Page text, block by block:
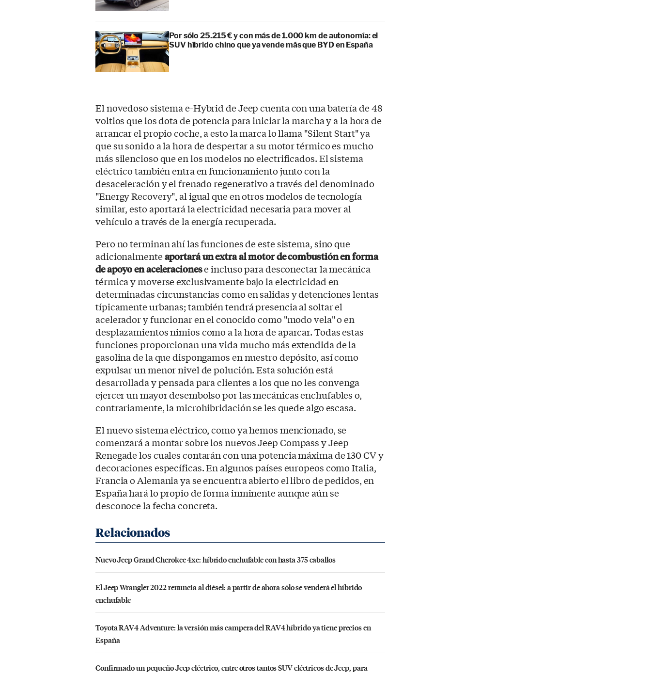
Por sólo 25.215 € y con más de 1.000 km de autonomía: el
SUV híbrido chino que ya vende más que BYD en España
El novedoso sistema e-Hybrid de Jeep cuenta con una batería de 48
voltios que los dota de potencia para iniciar la marcha y a la hora de
arrancar el propio coche, a esto la marca lo llama "Silent Start" ya
que su sonido a la hora de despertar a su motor térmico es mucho
más silencioso que en los modelos no electrificados. El sistema
eléctrico también entra en funcionamiento junto con la
desaceleración y el frenado regenerativo a través del denominado
"Energy Recovery", al igual que en otros modelos de tecnología
similar, esto aportará la electricidad necesaria para mover al
vehículo a través de la energía recuperada.
Pero no terminan ahí las funciones de este sistema, sino que
adicionalmenteaportará un extra al motor de combustión en forma
de apoyo en aceleracionese incluso para desconectar la mecánica
térmica y moverse exclusivamente bajo la electricidad en
determinadas circunstancias como en salidas y detenciones lentas
típicamente urbanas; también tendrá presencia al soltar el
acelerador y funcionar en el conocido como "modo vela" o en
desplazamientos nimios como a la hora de aparcar. Todas estas
funciones proporcionan una vida mucho más extendida de la
gasolina de la que dispongamos en nuestro depósito, así como
expulsar un menor nivel de polución. Esta solución está
desarrollada y pensada para clientes a los que no les convenga
ejercer un mayor desembolso por las mecánicas enchufables o,
contrariamente, la microhibridación se les quede algo escasa.
El nuevo sistema eléctrico, como ya hemos mencionado, se
comenzará a montar sobre los nuevos Jeep Compass y Jeep
Renegade los cuales contarán con una potencia máxima de 130 CV y
decoraciones específicas. En algunos países europeos como Italia,
Francia o Alemania ya se encuentra abierto el libro de pedidos, en
España hará lo propio de forma inminente aunque aún se
desconoce la fecha concreta.
Nuevo Jeep Grand Cherokee 4xe: híbrido enchufable con hasta 375 caballos
El Jeep Wrangler 2022 renuncia al diésel: a partir de ahora sólo se venderá el híbrido
enchufable
Toyota RAV4 Adventure: la versión más campera del RAV4 híbrido ya tiene precios en
España
Confirmado un pequeño Jeep eléctrico, entre otros tantos SUV eléctricos de Jeep, para